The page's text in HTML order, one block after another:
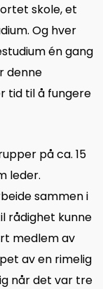
skole, et
Og hver
én gang
denne
tid til å fungere
på ca. 15
leder.
sammen i
rådighet kunne
medlem av
av en rimelig
når det var tre